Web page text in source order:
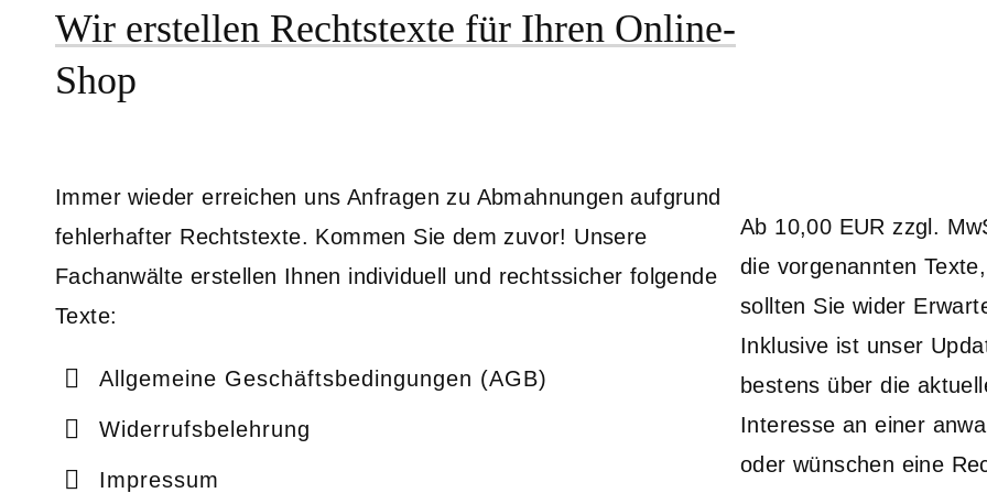
Wir erstellen Rechtstexte für Ihren Online-
Shop
Immer wieder erreichen uns Anfragen zu Abmahnungen aufgrund
fehlerhafter Rechtstexte. Kommen Sie dem zuvor! Unsere
Fachanwälte erstellen Ihnen individuell und rechtssicher folgende
Texte:
Allgemeine Geschäftsbedingungen (AGB)
Widerrufsbelehrung
Impressum
Ab 10,00 EUR zzgl.
die vorgenannten
sollten Sie wider
Inklusive ist unser
bestens über die
Interesse an einer
oder wünschen eine